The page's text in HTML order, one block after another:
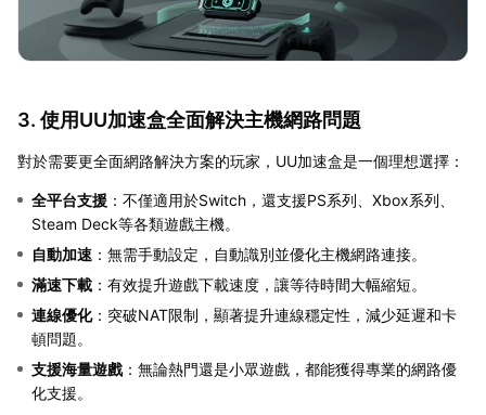
3. 使用UU加速盒全面解決主機網路問題
對於需要更全面網路解決方案的玩家，UU加速盒是一個理想選擇：
全平台支援 ：不僅適用於Switch，還支援PS系列、Xbox系列、
Steam Deck等各類遊戲主機。
自動加速 ：無需手動設定，自動識別並優化主機網路連接。
滿速下載 ：有效提升遊戲下載速度，讓等待時間大幅縮短。
連線優化：突破NAT限制，顯著提升連線穩定性，減少延遲和卡
頓問題。
支援海量遊戲：無論熱門還是小眾遊戲，都能獲得專業的網路優
化支援。